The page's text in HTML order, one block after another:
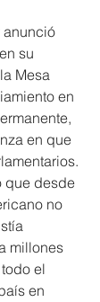
anunció
su
Mesa
en
en que
que desde
no
millones
el
en